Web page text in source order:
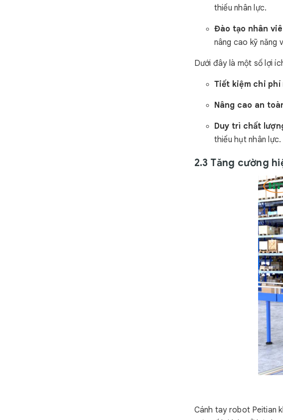
thiếu nhân lực.
Đào tạo nhân
nâng cao kỹ năng
Dưới đây là một số lợi
Tiết kiệm chi phí
Nâng cao an
Duy trì chất
thiếu hụt nhân lực.
2.3 Tăng cường
Cánh tay robot Peitian